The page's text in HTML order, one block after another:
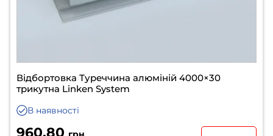
Відбортовка Туреччина алюміній 4000×30
трикутна Linken System
В наявності